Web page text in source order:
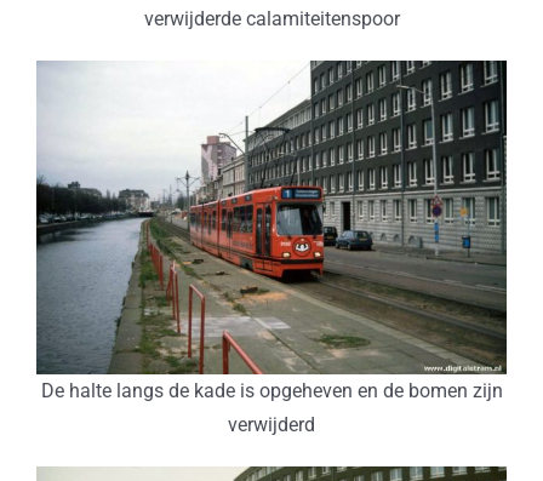
verwijderde calamiteitenspoor
De halte langs de kade is opgeheven en de bomen zijn
verwijderd